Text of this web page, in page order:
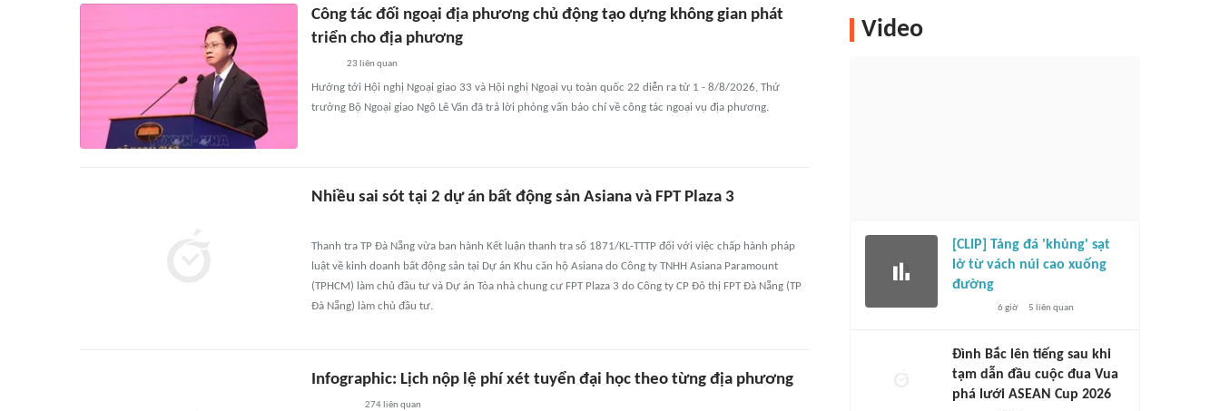
Công tác đối ngoại địa phương chủ động tạo dựng không gian phát
triển cho địa phương
23 liên quan
Hướng tới Hội nghị Ngoại giao 33 và Hội nghị Ngoại vụ toàn quốc 22 diễn ra từ 1 - 8/8/2026, Thứ
trưởng Bộ Ngoại giao Ngô Lê Văn đã trả lời phỏng vấn báo chí về công tác ngoại vụ địa phương.
Nhiều sai sót tại 2 dự án bất động sản Asiana và FPT Plaza 3
Thanh tra TP Đà Nẵng vừa ban hành Kết luận thanh tra số 1871/KL-TTTP đối với việc chấp hành pháp
luật về kinh doanh bất động sản tại Dự án Khu căn hộ Asiana do Công ty TNHH Asiana Paramount
(TPHCM) làm chủ đầu tư và Dự án Tòa nhà chung cư FPT Plaza 3 do Công ty CP Đô thị FPT Đà Nẵng (TP
Đà Nẵng) làm chủ đầu tư.
Infographic: Lịch nộp lệ phí xét tuyển đại học theo từng địa phương
274 liên quan
Video
[CLIP] Tảng đá 'khủng' sạt
lở từ vách núi cao xuống
đường
6 giờ 5 liên quan
Đình Bắc lên tiếng sau khi
tạm dẫn đầu cuộc đua Vua
phá lưới ASEAN Cup 2026